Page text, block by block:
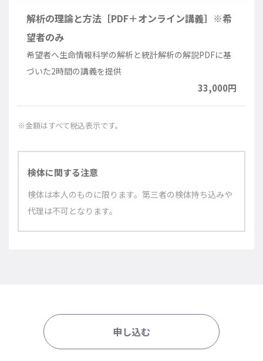
解析の理論と方法［PDF＋オンライン講義］※希
望者のみ
希望者へ生命情報科学の解析と統計解析の解説PDFに基
づいた2時間の講義を提供
33,000円
※金額はすべて税込表示です。
検体に関する注意
検体は本人のものに限ります。第三者の検体持ち込みや
代理は不可となります。
申し込む